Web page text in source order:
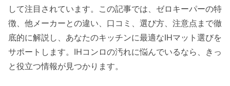
して注目されています。この記事では、ゼロキーパーの特
徴、他メーカーとの違い、口コミ、選び方、注意点まで徹
底的に解説し、あなたのキッチンに最適なIHマット選びを
サポートします。IHコンロの汚れに悩んでいるなら、きっ
と役立つ情報が見つかります。